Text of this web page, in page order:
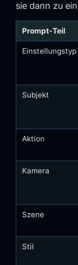
sie dann zu
Prompt-Teil
Einstellungstyp
Subjekt
Aktion
Kamera
Szene
Stil